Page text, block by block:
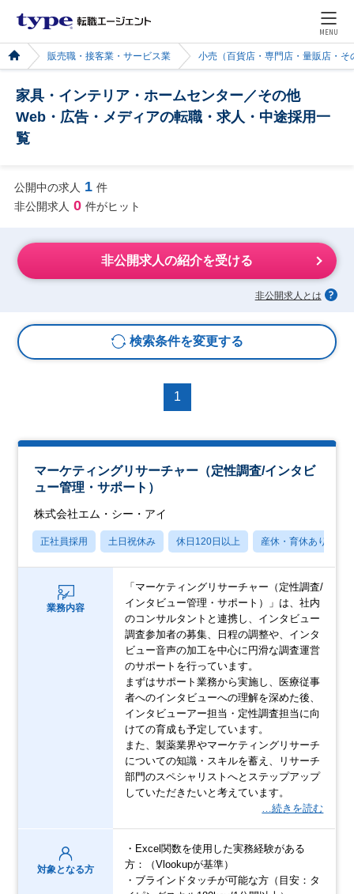
MENU
販売職・接客業・サービス業 小売（百貨店・専門店・量販店・そ
家具・インテリア・ホームセンター／その他
Web・広告・メディアの転職・求人・中途採用一
覧
公開中の求人 1 件
非公開求人 0 件がヒット
非公開求人の紹介を受ける
非公開求人とは
検索条件を変更する
1
マーケティングリサーチャー（定性調査/インタビ
ュー管理・サポート）
株式会社エム・シー・アイ
正社員採用 土日祝休み 休日120日以上 産休・育休あり
業務内容
「マーケティングリサーチャー（定性調査/
インタビュー管理・サポート）」は、社内
のコンサルタントと連携し、インタビュー
調査参加者の募集、日程の調整や、インタ
ビュー音声の加工を中心に円滑な調査運営
のサポートを行っています。
まずはサポート業務から実施し、医療従事
者へのインタビューへの理解を深めた後、
インタビューアー担当・定性調査担当に向
けての育成も予定しています。
また、製薬業界やマーケティングリサーチ
についての知識・スキルを蓄え、リサーチ
部門のスペシャリストへとステップアップ
していただきたいと考えています。
…続きを読む
対象となる方
・Excel関数を使用した実務経験がある
方：（Vlookupが基準）
・ブラインドタッチが可能な方（目安：タ